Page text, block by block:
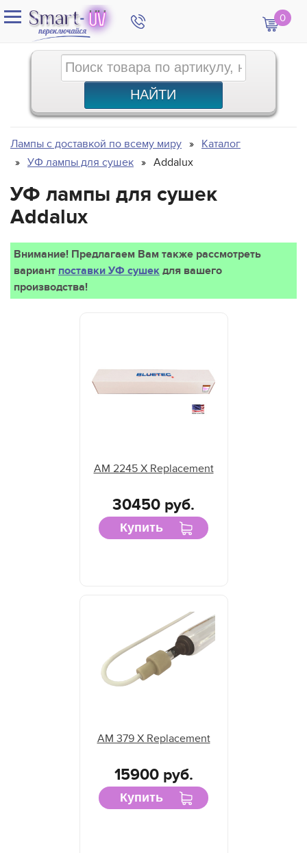
0
Лампы с доставкой по всему миру
Каталог
УФ лампы для сушек
Addalux
УФ лампы для сушек
Addalux
Внимание! Предлагаем Вам также рассмотреть
вариант поставки УФ сушек для вашего
производства!
AM 2245 X Replacement
30450 руб.
Купить
AM 379 X Replacement
15900 руб.
Купить